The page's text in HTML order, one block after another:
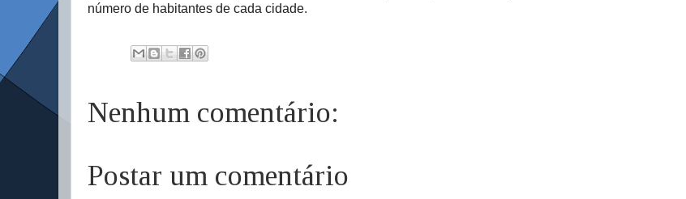
número de habitantes de cada cidade.
Nenhum comentário:
Postar um comentário